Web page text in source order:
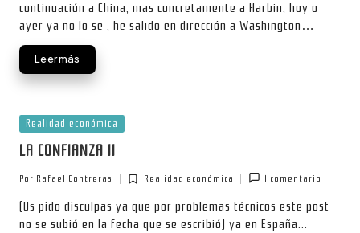
continuación a China, mas concretamente a Harbin, hoy o
ayer ya no lo se , he salido en dirección a Washington…
Leer más
Publicada
en
Realidad económica
LA CONFIANZA II
por
Por Rafael Contreras
Publicada
en
Realidad económica 1 comentario
(Os pido disculpas ya que por problemas técnicos este post
no se subió en la fecha que se escribió) ya en España...